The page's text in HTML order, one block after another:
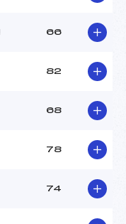
66
82
68
78
74